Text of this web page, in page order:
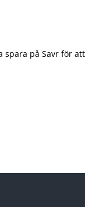
spara på Savr för